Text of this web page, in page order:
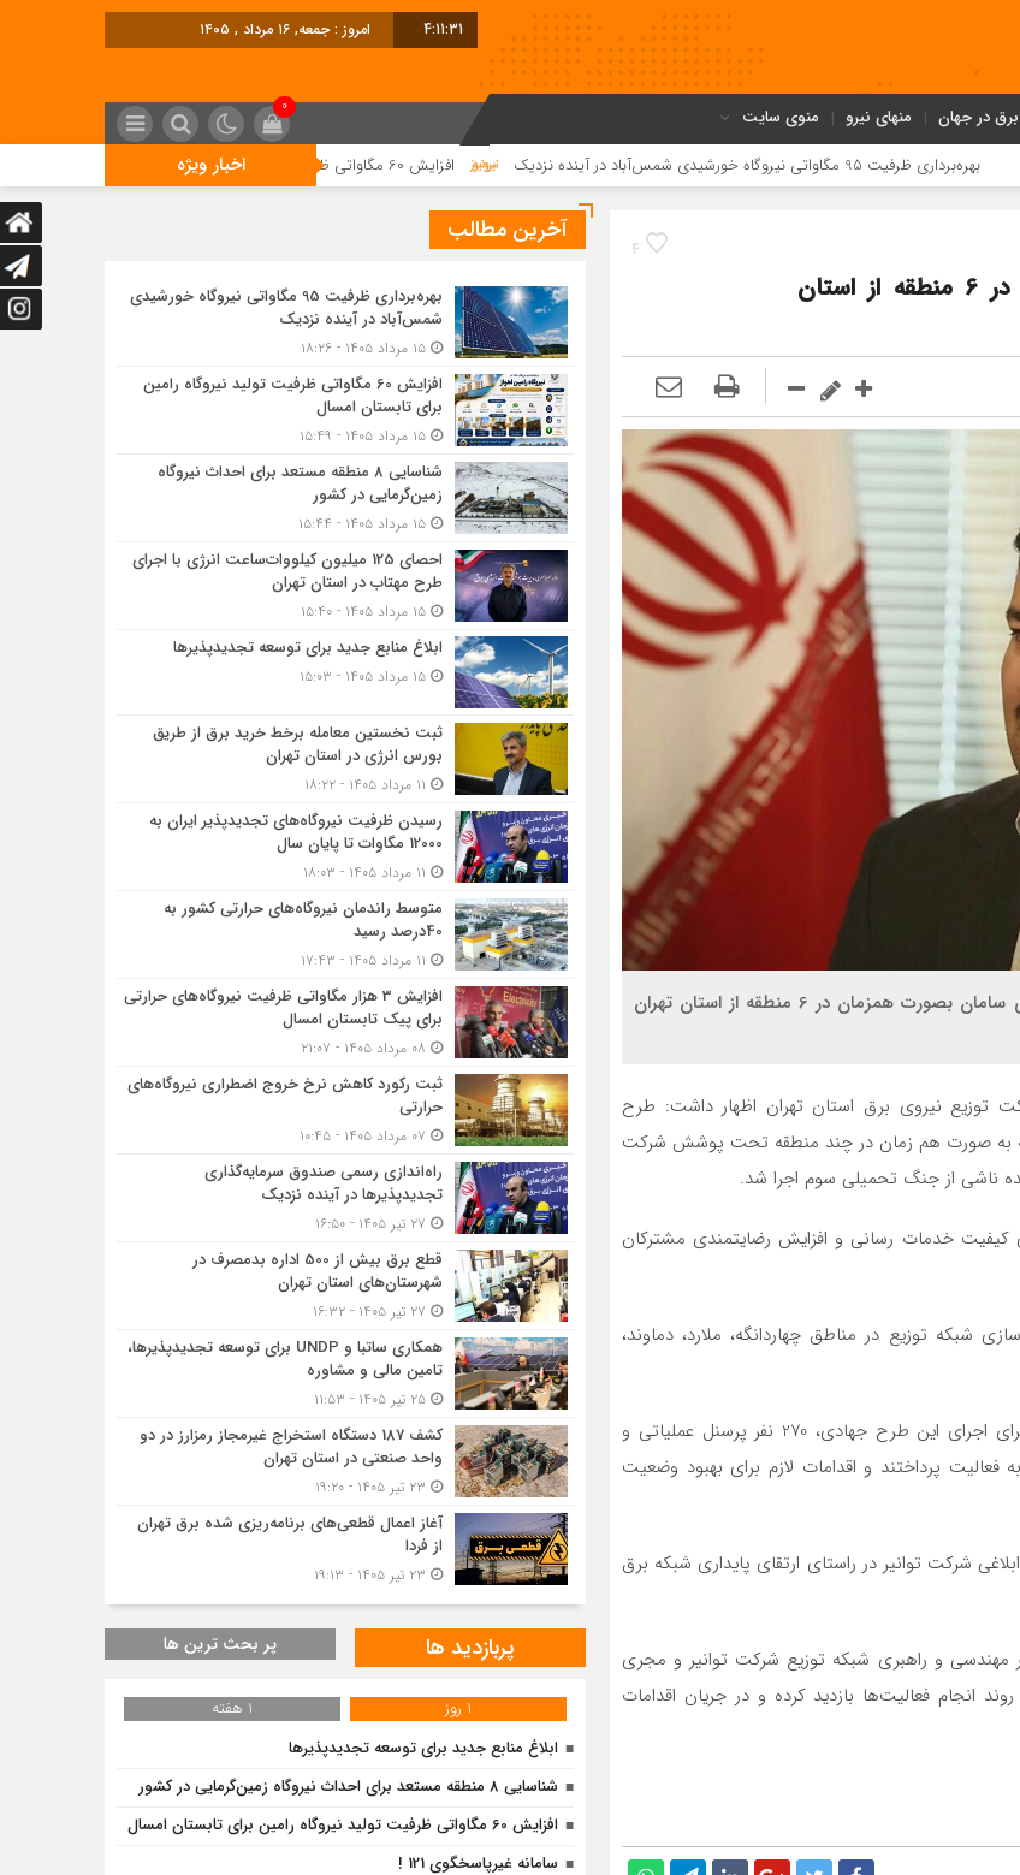
4:11:32 امروز : جمعه, ۱۶ مرداد , ۱۴۰۵
در جهان منهای نیرو منوی سایت 0
اخبار ویژه نیروگاه خورشیدی شمس‌آباد در آینده نزدیک افزایش 60 مگاواتی ظرفیت تولید نیروگاه رامین برای تابستان امسال
4
برگزاری طرح کشوری “سامان” بصورت همزمان در 6 منطقه از استان
مدیرعامل شرکت توزیع برق استان تهران از برگزاری طرح کشوری سامان بصورت همزمان در 6 منطقه از استان تهران
توزیع نیروی برق استان تهران اظهار داشت: طرح
به صورت هم‌ زمان در چند منطقه تحت پوشش شرکت
ناشی از جنگ تحمیلی سوم اجرا شد.
کیفیت خدمات‌ رسانی و افزایش رضایتمندی مشترکان
شبکه توزیع در مناطق چهاردانگه، ملارد، دماوند،
️مدیرعامل شرکت توزیع نیروی برق استان تهران خاطرنشان کرد: برای اجرای این طرح جهادی، 270 نفر پرسنل عملیاتی و
شبکه به فعالیت پرداختند و اقدامات لازم برای بهبود وضعیت
شرکت توانیر در راستای ارتقای پایداری شبکه برق
مهندسی و راهبری شبکه توزیع شرکت توانیر و مجری
انجام فعالیت‌ها بازدید کرده و در جریان اقدامات
آخرین مطالب
بهره‌برداری ظرفیت 95 مگاواتی نیروگاه خورشیدی
شمس‌آباد در آینده نزدیک
۱۵ مرداد ۱۴۰۵ - ۱۸:۲۶
افزایش 60 مگاواتی ظرفیت تولید نیروگاه رامین
برای تابستان امسال
۱۵ مرداد ۱۴۰۵ - ۱۵:۴۹
شناسایی 8 منطقه مستعد برای احداث نیروگاه
زمین‌گرمایی در کشور
۱۵ مرداد ۱۴۰۵ - ۱۵:۴۴
احصای 125 میلیون کیلووات‌ساعت انرژی با اجرای
طرح مهتاب در استان تهران
۱۵ مرداد ۱۴۰۵ - ۱۵:۴۰
ابلاغ منابع جدید برای توسعه تجدیدپذیرها
۱۵ مرداد ۱۴۰۵ - ۱۵:۰۳
ثبت نخستین معامله برخط خرید برق از طریق
بورس انرژی در استان تهران
رسیدن ظرفیت نیروگاه‌های تجدیدپذیر ایران به
12000 مگاوات تا پایان سال
متوسط راندمان نیروگاه‌های حرارتی کشور به
40درصد رسید
افزایش 3 هزار مگاواتی ظرفیت نیروگاه‌های حرارتی
برای پیک تابستان امسال
ثبت رکورد کاهش نرخ خروج اضطراری نیروگاه‌های
حرارتی
راه‌اندازی رسمی صندوق سرمایه‌گذاری
تجدیدپذیرها در آینده نزدیک
قطع برق بیش از 500 اداره بدمصرف در
شهرستان‌های استان تهران
همکاری ساتبا و UNDP برای توسعه تجدیدپذیرها،
تامین مالی و مشاوره
۲۵ تیر ۱۴۰۵ - ۱۱:۵۳
کشف 187 دستگاه استخراج غیرمجاز رمزارز در دو
واحد صنعتی در استان تهران
آغاز اعمال قطعی‌های برنامه‌ریزی شده برق تهران
از فردا
پربازدید ها پر بحث ترین ها
1 روز
1 هفته
ابلاغ منابع جدید برای توسعه تجدیدپذیرها
شناسایی 8 منطقه مستعد برای احداث نیروگاه زمین‌گرمایی در کشور
افزایش 60 مگاواتی ظرفیت تولید نیروگاه رامین برای تابستان امسال
سامانه غیرپاسخگوی 121 !